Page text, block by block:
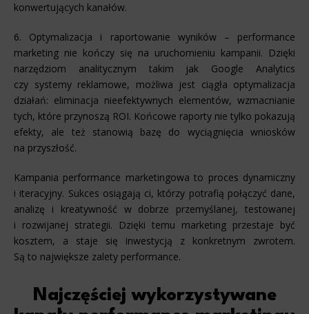
konwertujących kanałów.
6. Optymalizacja i raportowanie wyników – performance
marketing nie kończy się na uruchomieniu kampanii. Dzięki
narzędziom analitycznym takim jak Google Analytics
czy systemy reklamowe, możliwa jest ciągła optymalizacja
działań: eliminacja nieefektywnych elementów, wzmacnianie
tych, które przynoszą ROI. Końcowe raporty nie tylko pokazują
efekty, ale też stanowią bazę do wyciągnięcia wniosków
na przyszłość.
Kampania performance marketingowa to proces dynamiczny
i iteracyjny. Sukces osiągają ci, którzy potrafią połączyć dane,
analizę i kreatywność w dobrze przemyślanej, testowanej
i rozwijanej strategii. Dzięki temu marketing przestaje być
kosztem, a staje się inwestycją z konkretnym zwrotem.
Są to największe zalety performance.
Najczęściej wykorzystywane